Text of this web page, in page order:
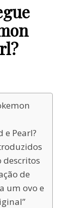
e Pearl?
descritos
de
um ovo e